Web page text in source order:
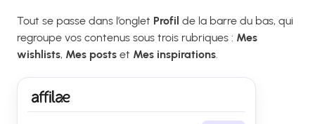
Tout se passe dans l’onglet Profil de la barre du bas, qui
regroupe vos contenus sous trois rubriques : Mes
wishlists, Mes posts et Mes inspirations.